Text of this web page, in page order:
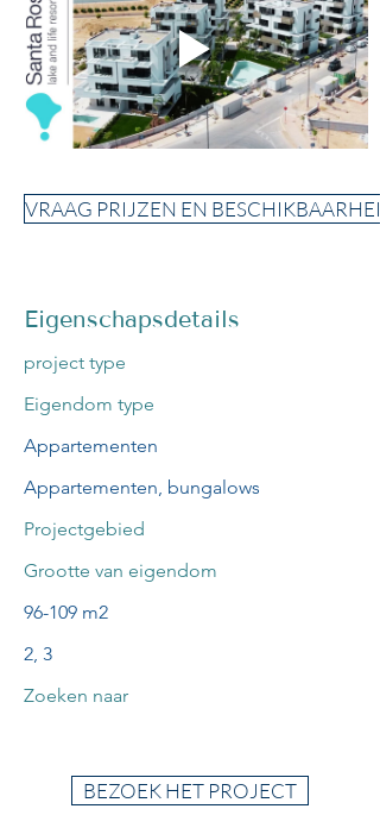
VRAAG PRIJZEN EN
Eigenschapsdetails
project type
Eigendom type
Appartementen
Appartementen, bungalows
Projectgebied
Grootte van eigendom
96-109 m2
2, 3
Zoeken naar
BEZOEK HET PROJECT